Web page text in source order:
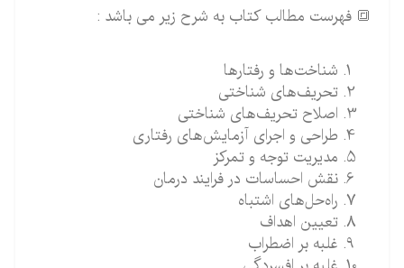
🔳 فهرست مطالب کتاب به شرح زیر می باشد :
شناخت‌ها و رفتارها
تحریف‌های شناختی
اصلاح تحریف‌های شناختی
طراحی و اجرای آزمایش‌های رفتاری
مدیریت توجه و تمرکز
نقش احساسات در فرایند درمان
راه‌حل‌های اشتباه
تعیین اهداف
غلبه بر اضطراب